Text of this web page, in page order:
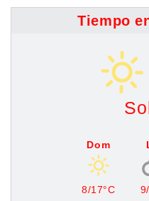
Tiempo
Dom
8/17°C